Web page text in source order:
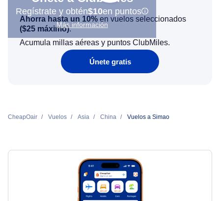
Regístrate y obtén$10en puntos
Más información
Ahorra hasta un 10% en vuelos seleccionados
($25 máximo).
Acumula millas aéreas y puntos ClubMiles.
Únete gratis
CheapOair Vuelos Asia China Vuelos a Simao